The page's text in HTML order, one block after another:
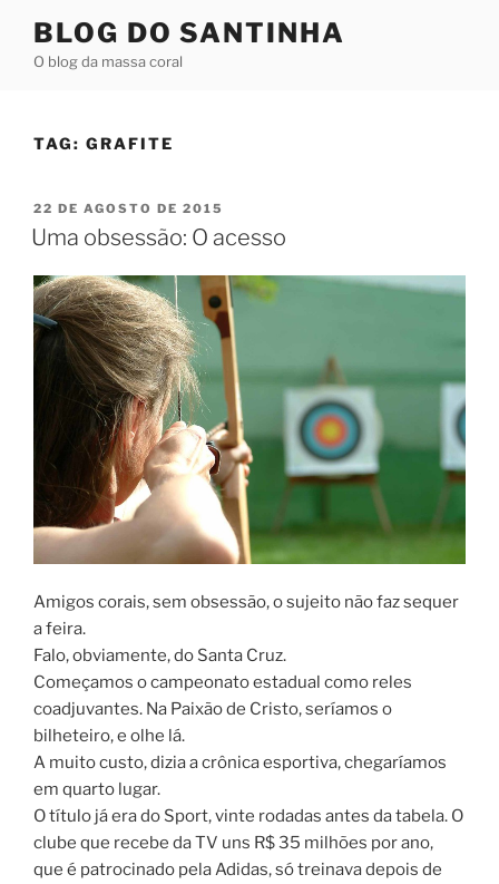
BLOG DO SANTINHA
O blog da massa coral
TAG: GRAFITE
PUBLICADO
EM
22 DE AGOSTO DE 2015
Uma obsessão: O acesso
Amigos corais, sem obsessão, o sujeito não faz sequer
a feira.
Falo, obviamente, do Santa Cruz.
Começamos o campeonato estadual como reles
coadjuvantes. Na Paixão de Cristo, seríamos o
bilheteiro, e olhe lá.
A muito custo, dizia a crônica esportiva, chegaríamos
em quarto lugar.
O título já era do Sport, vinte rodadas antes da tabela. O
clube que recebe da TV uns R$ 35 milhões por ano,
que é patrocinado pela Adidas, só treinava depois de